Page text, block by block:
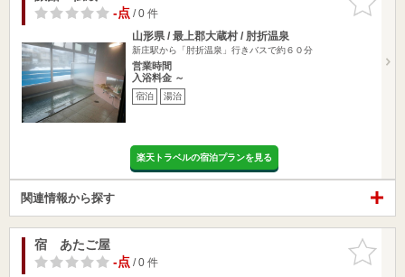
りに追加
-点/ 0 件
山形県 / 最上郡大蔵村 / 肘折温泉
新庄駅から「肘折温泉」行きバスで約６０分
営業時間
入浴料金 ～
宿泊 湯治
楽天トラベルの宿泊プランを見る
関連情報から探す
お気に入
りに追加
宿 あたご屋
-点/ 0 件